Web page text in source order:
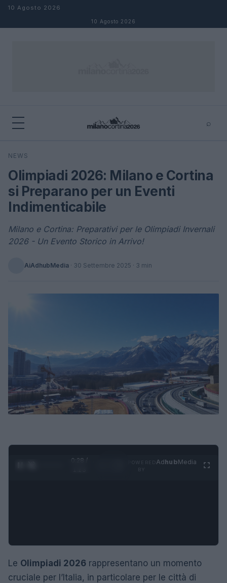
Salta al contenuto
10 Agosto 2026
10 Agosto 2026
⌕
Cerca
NEWS
Olimpiadi 2026: Milano e Cortina
si Preparano per un Eventi
Indimenticabile
Milano e Cortina: Preparativi per le Olimpiadi Invernali
2026 - Un Evento Storico in Arrivo!
AiAdhubMedia · 30 Settembre 2025 · 3 min
0:29 /
AdhubMedia
Le Olimpiadi 2026 rappresentano un momento
cruciale per l’Italia, in particolare per le città di